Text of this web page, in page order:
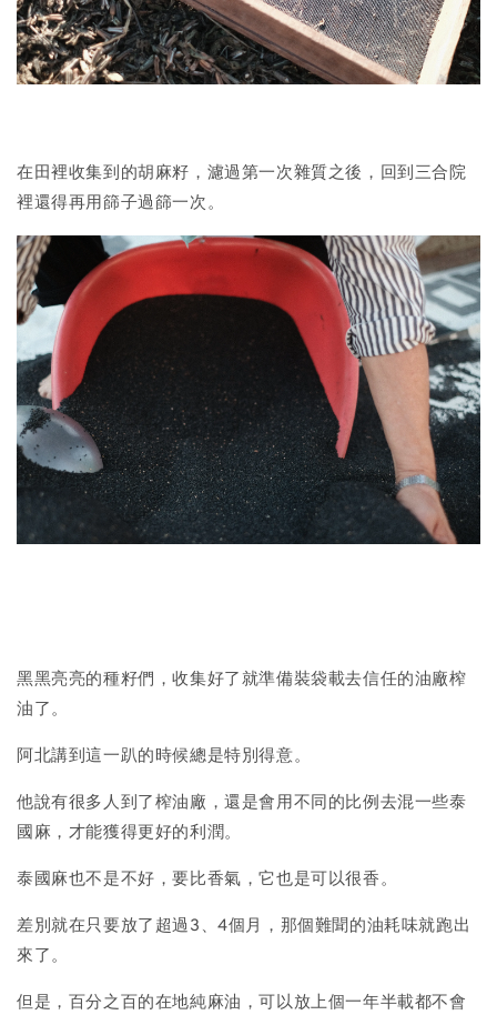
在田裡收集到的胡麻籽，濾過第一次雜質之後，回到三合院
裡還得再用篩子過篩一次。
黑黑亮亮的種籽們，收集好了就準備裝袋載去信任的油廠榨
油了。
阿北講到這一趴的時候總是特別得意。
他說有很多人到了榨油廠，還是會用不同的比例去混一些泰
國麻，才能獲得更好的利潤。
泰國麻也不是不好，要比香氣，它也是可以很香。
差別就在只要放了超過3、4個月，那個難聞的油耗味就跑出
來了。
但是，百分之百的在地純麻油，可以放上個一年半載都不會